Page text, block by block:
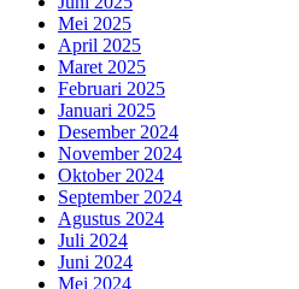
Mei 2025
April 2025
Maret 2025
Februari 2025
Januari 2025
Desember 2024
November 2024
Oktober 2024
September 2024
Agustus 2024
Juli 2024
Juni 2024
Mei 2024